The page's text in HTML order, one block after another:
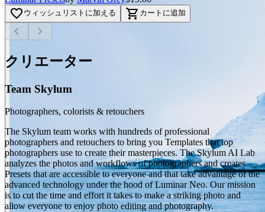
favorite_border ウィッシュリストに加える shopping_cart カートに追加
chevron_left chevron_right
クリエーター
Team Skylum
Photographers, colorists & retouchers
The Skylum team works with hundreds of professional
photographers and retouchers to bring you Templates that top
photographers use to create their masterpieces. The Skylum AI Lab
analyzes the photos and workflows of photographers and creates
Presets that are accessible to everyone and that take advantage of the
advanced technology under the hood of Luminar Neo. Our mission
is to cut the time and effort it takes to make a striking photo and
allow everyone to enjoy photo editing and photography.